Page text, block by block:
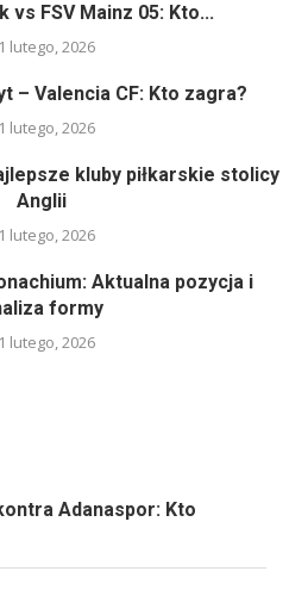
vs FSV Mainz 05: Kto...
lutego, 2026
– Valencia CF: Kto zagra?
lutego, 2026
kluby piłkarskie stolicy
Anglii
lutego, 2026
Aktualna pozycja i
formy
lutego, 2026
Adanaspor: Kto